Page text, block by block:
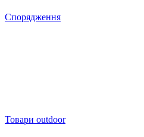
Спорядження
Товари outdoor